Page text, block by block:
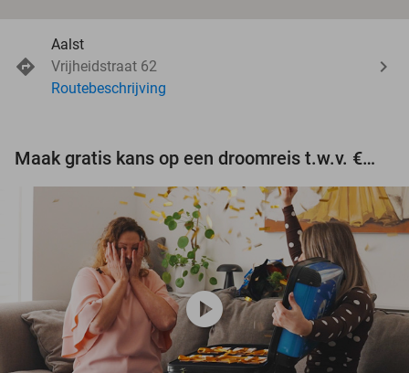
Aalst
Vrijheidstraat 62
Routebeschrijving
Maak gratis kans op een droomreis t.w.v. €3.000!
play_circle